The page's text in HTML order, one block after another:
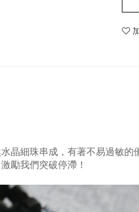
晶細珠串成，有著不易過敏
勵我們突破停滯！